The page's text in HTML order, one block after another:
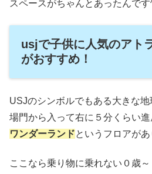
スペースがちゃんとあったんで
usjで子供に人気のアト
がおすすめ！
USJのシンボルでもある大きな
場門から入って右に５分くらい進
ワンダーランドというフロアがあ
ここなら乗り物に乗れない０歳～